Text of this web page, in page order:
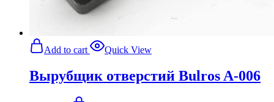
Add to cart Quick View
Вырубщик отверстий Bulros A-006